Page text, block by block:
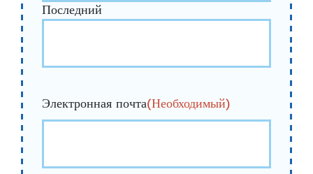
Последний
Электронная почта(Необходимый)